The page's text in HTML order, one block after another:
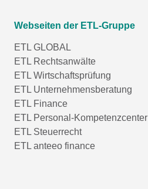
Webseiten der ETL-Gruppe
ETL GLOBAL
ETL Rechtsanwälte
ETL Wirtschaftsprüfung
ETL Unternehmensberatung
ETL Finance
ETL Personal-Kompetenzcenter
ETL Steuerrecht
ETL anteeo finance